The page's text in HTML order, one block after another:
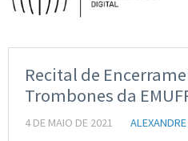
Recital de
Trombones da
4 DE MAIO DE 2021